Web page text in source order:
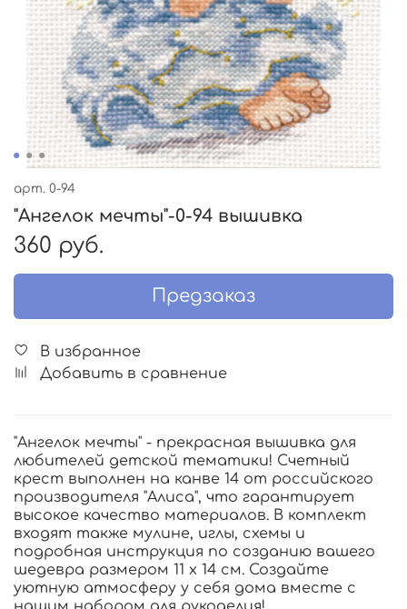
арт. 0-94
"Ангелок мечты"-0-94 вышивка
360 руб.
Предзаказ
В избранное
Добавить в сравнение
"Ангелок мечты" - прекрасная вышивка для
любителей детской тематики! Счетный
крест выполнен на канве 14 от российского
производителя "Алиса", что гарантирует
высокое качество материалов. В комплект
входят также мулине, иглы, схемы и
подробная инструкция по созданию вашего
шедевра размером 11 х 14 см. Создайте
уютную атмосферу у себя дома вместе с